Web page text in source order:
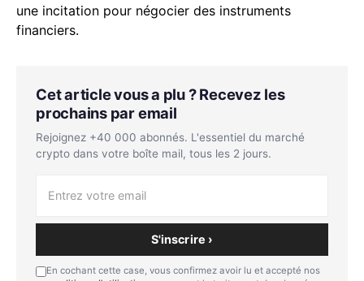
une incitation pour négocier des instruments
financiers.
Cet article vous a plu ? Recevez les
prochains par email
Rejoignez +40 000 abonnés. L'essentiel du marché
crypto dans votre boîte mail, tous les 2 jours.
S'inscrire ›
En cochant cette case, vous confirmez avoir lu et accepté nos